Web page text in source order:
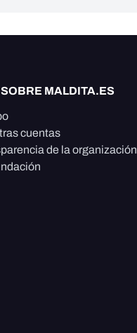
MALDITA.ES
cuentas
de la organización